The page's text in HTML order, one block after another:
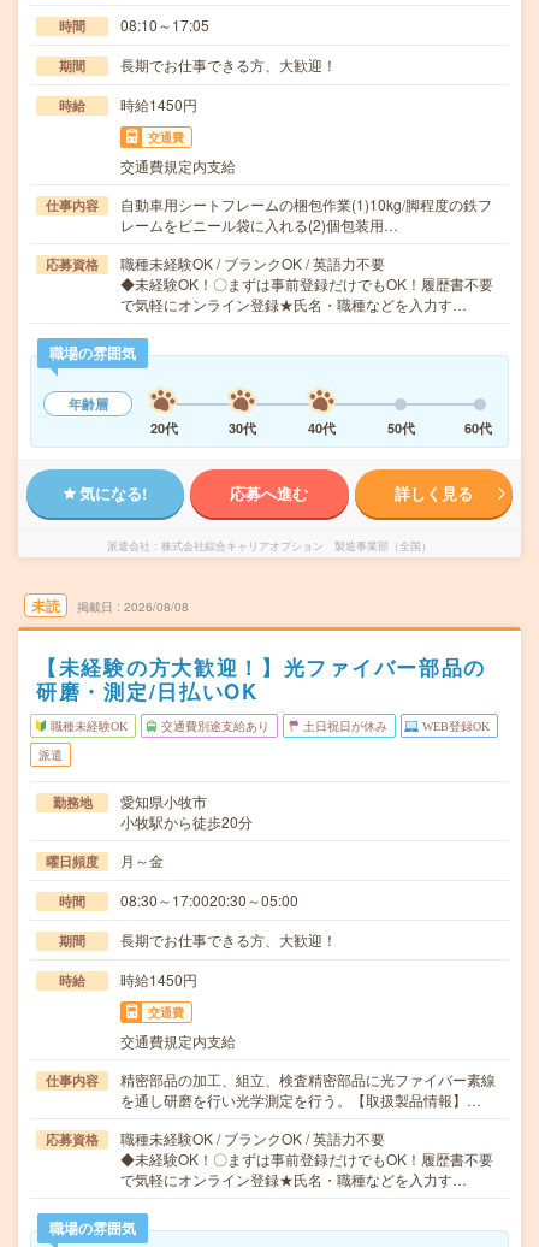
時間 08:10～17:05
期間 長期でお仕事できる方、大歓迎！
時給 時給1450円
交通費
交通費規定内支給
仕事内容
自動車用シートフレームの梱包作業(1)10kg/脚程度の鉄フ
レームをビニール袋に入れる(2)個包装用…
応募資格
職種未経験OK / ブランクOK / 英語力不要
◆未経験OK！〇まずは事前登録だけでもOK！履歴書不要
で気軽にオンライン登録★氏名・職種などを入力す…
職場の雰囲気
年齢層
20代
30代 40代 50代 60代
気になる! 応募へ進む 詳しく見る
派遣会社 株式会社綜合キャリアオプション 製造事業部（全国）
未読 掲載日 2026/08/08
【未経験の方大歓迎！】光ファイバー部品の
研磨・測定/日払いOK
職種未経験OK 交通費別途支給あり 土日祝日が休み WEB登録OK
派遣
勤務地
愛知県小牧市
小牧駅から徒歩20分
曜日頻度 月～金
時間 08:30～17:0020:30～05:00
期間 長期でお仕事できる方、大歓迎！
時給 時給1450円
交通費
交通費規定内支給
仕事内容
精密部品の加工、組立、検査精密部品に光ファイバー素線
を通し研磨を行い光学測定を行う。【取扱製品情報】…
応募資格
職種未経験OK / ブランクOK / 英語力不要
◆未経験OK！〇まずは事前登録だけでもOK！履歴書不要
で気軽にオンライン登録★氏名・職種などを入力す…
職場の雰囲気